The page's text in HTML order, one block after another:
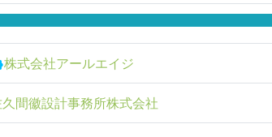
株式会社アールエイジ
間徽設計事務所株式会社